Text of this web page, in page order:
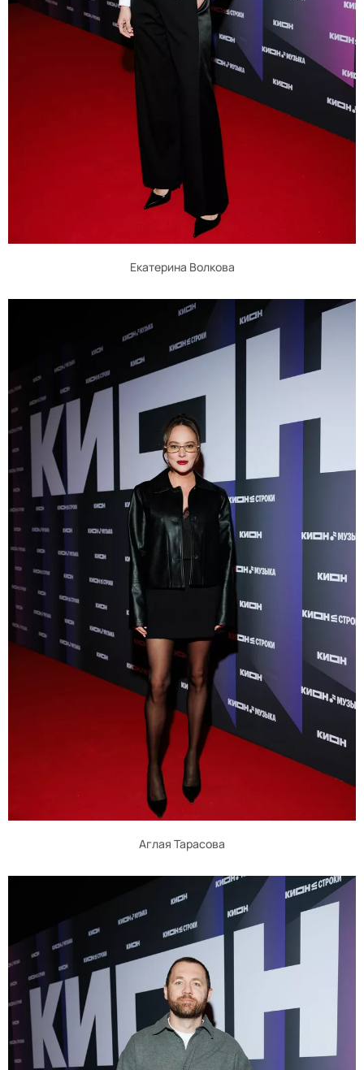
Екатерина Волкова
Аглая Тарасова